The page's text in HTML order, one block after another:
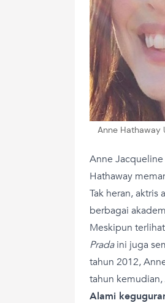
Anne Hathaway
Anne
Hathaway
Tak heran, aktris
berbagai
Meskipun
Pradaini juga
tahun 2012,
tahun
Alami